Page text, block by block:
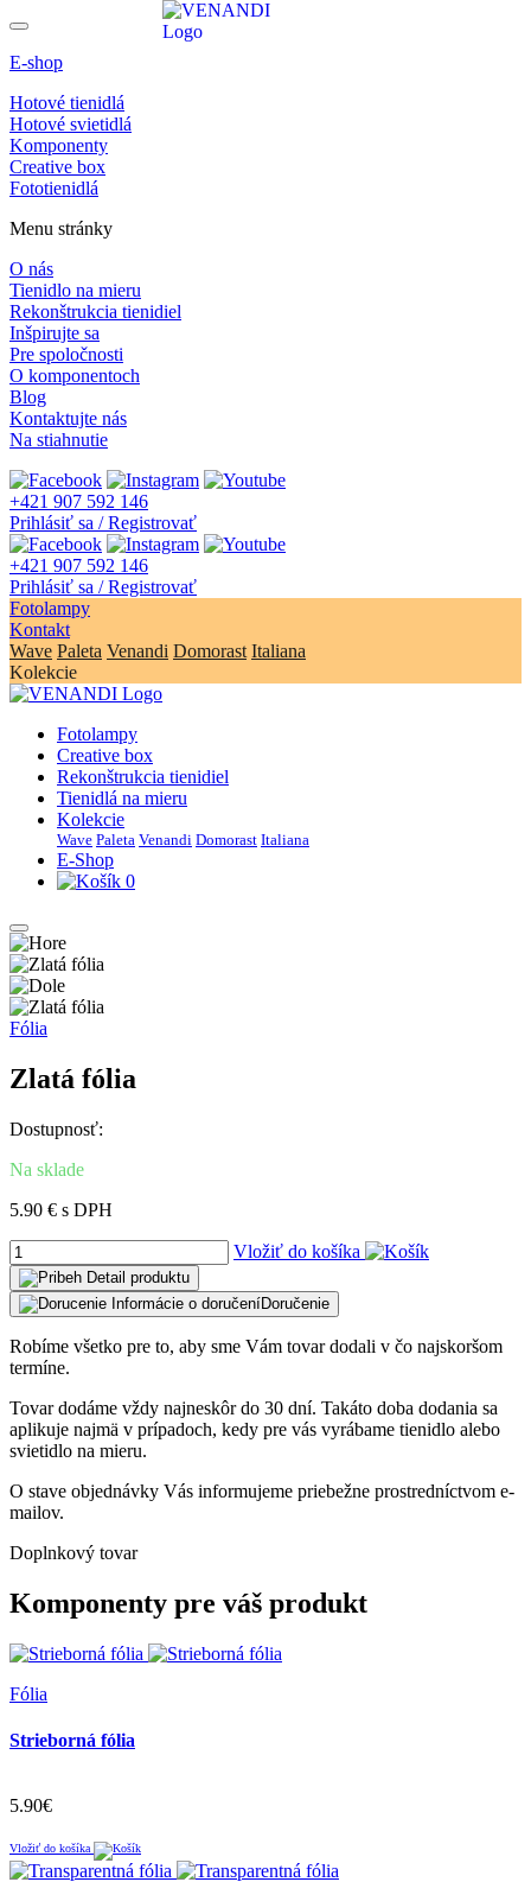
E-shop
Hotové tienidlá
Hotové svietidlá
Komponenty
Creative box
Fototienidlá
Menu stránky
O nás
Tienidlo na mieru
Rekonštrukcia tienidiel
Inšpirujte sa
Pre spoločnosti
O komponentoch
Blog
Kontaktujte nás
Na stiahnutie
+421 907 592 146
Prihlásiť sa / Registrovať
+421 907 592 146
Prihlásiť sa / Registrovať
Fotolampy
Kontakt
Wave Paleta Venandi Domorast Italiana
Kolekcie
Fotolampy
Creative box
Rekonštrukcia tienidiel
Tienidlá na mieru
Kolekcie
Wave Paleta Venandi Domorast Italiana
E-Shop
0
Fólia
Zlatá fólia
Dostupnosť:
Na sklade
5.90 € s DPH
Vložiť do košíka
Detail produktu
Informácie o doručeníDoručenie
Robíme všetko pre to, aby sme Vám tovar dodali v čo najskoršom
termíne.
Tovar dodáme vždy najneskôr do 30 dní. Takáto doba dodania sa
aplikuje najmä v prípadoch, kedy pre vás vyrábame tienidlo alebo
svietidlo na mieru.
O stave objednávky Vás informujeme priebežne prostredníctvom e-
mailov.
Doplnkový tovar
Komponenty pre váš produkt
Fólia
Strieborná fólia
5.90€
Vložiť do košíka